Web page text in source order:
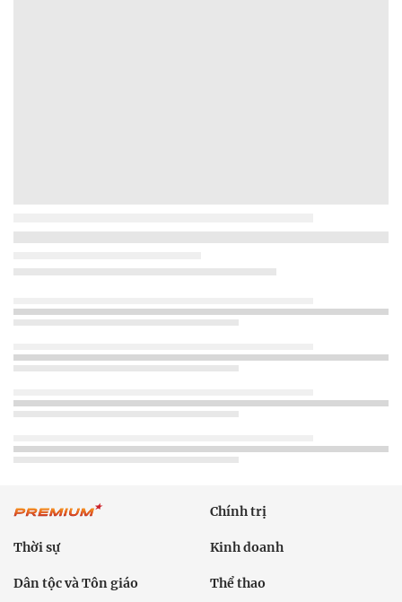
Chính trị
Thời sự Kinh doanh
Dân tộc và Tôn giáo Thể thao